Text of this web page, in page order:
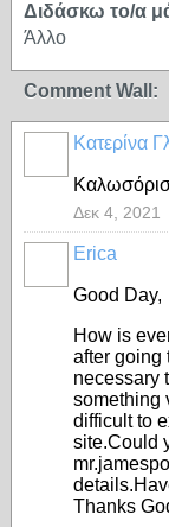
Διδάσκω το/α
Άλλο
Comment Wall:
Κατερίνα
Δεκ 4, 2021
Erica
Good Day,
How is
after going
necessary
something
difficult to
site.Could
Thanks